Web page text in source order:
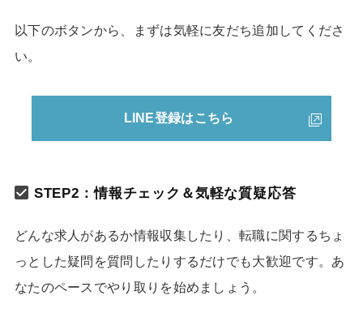
以下のボタンから、まずは気軽に友だち追加してくださ
い。
LINE登録はこちら
STEP2：情報チェック＆気軽な質疑応答
どんな求人があるか情報収集したり、転職に関するちょ
っとした疑問を質問したりするだけでも大歓迎です。あ
なたのペースでやり取りを始めましょう。